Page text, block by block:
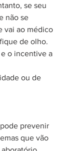
se seu
não se
vai ao médico
de olho.
o incentive a
ou de
prevenir
que vão